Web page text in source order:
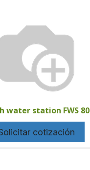
water station FWS 80
cotización